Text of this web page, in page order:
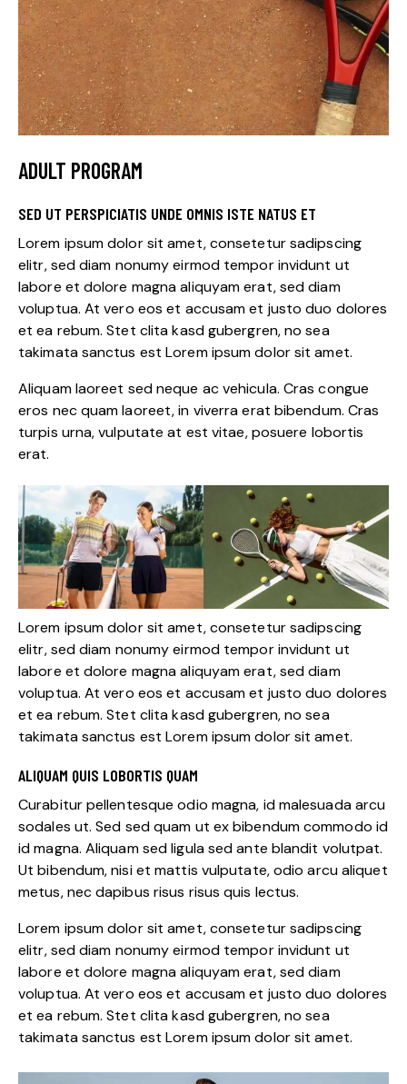
ADULT PROGRAM
SED UT PERSPICIATIS UNDE OMNIS ISTE NATUS ET
Lorem ipsum dolor sit amet, consetetur sadipscing
elitr, sed diam nonumy eirmod tempor invidunt ut
labore et dolore magna aliquyam erat, sed diam
voluptua. At vero eos et accusam et justo duo dolores
et ea rebum. Stet clita kasd gubergren, no sea
takimata sanctus est Lorem ipsum dolor sit amet.
Aliquam laoreet sed neque ac vehicula. Cras congue
eros nec quam laoreet, in viverra erat bibendum. Cras
turpis urna, vulputate at est vitae, posuere lobortis
erat.
Lorem ipsum dolor sit amet, consetetur sadipscing
elitr, sed diam nonumy eirmod tempor invidunt ut
labore et dolore magna aliquyam erat, sed diam
voluptua. At vero eos et accusam et justo duo dolores
et ea rebum. Stet clita kasd gubergren, no sea
takimata sanctus est Lorem ipsum dolor sit amet.
ALIQUAM QUIS LOBORTIS QUAM
Curabitur pellentesque odio magna, id malesuada arcu
sodales ut. Sed sed quam ut ex bibendum commodo id
id magna. Aliquam sed ligula sed ante blandit volutpat.
Ut bibendum, nisi et mattis vulputate, odio arcu aliquet
metus, nec dapibus risus risus quis lectus.
Lorem ipsum dolor sit amet, consetetur sadipscing
elitr, sed diam nonumy eirmod tempor invidunt ut
labore et dolore magna aliquyam erat, sed diam
voluptua. At vero eos et accusam et justo duo dolores
et ea rebum. Stet clita kasd gubergren, no sea
takimata sanctus est Lorem ipsum dolor sit amet.